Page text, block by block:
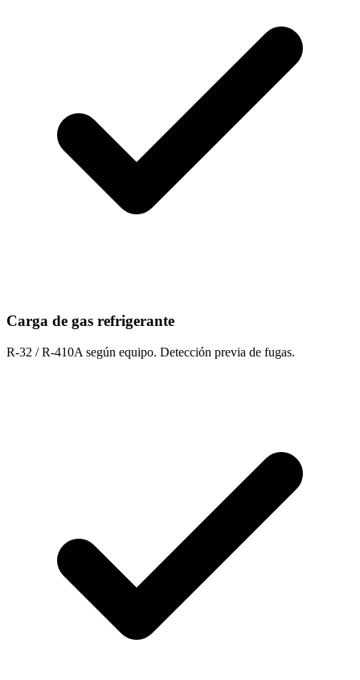
Carga de gas refrigerante
R-32 / R-410A según equipo. Detección previa de fugas.